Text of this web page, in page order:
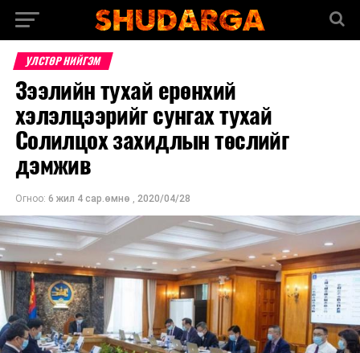
УЛСТӨР НИЙГЭМ
Зээлийн тухай ерөнхий
хэлэлцээрийг сунгах тухай
Солилцох захидлын төслийг
дэмжив
Огноо: 6 жил 4 сар.өмнө , 2020/04/28